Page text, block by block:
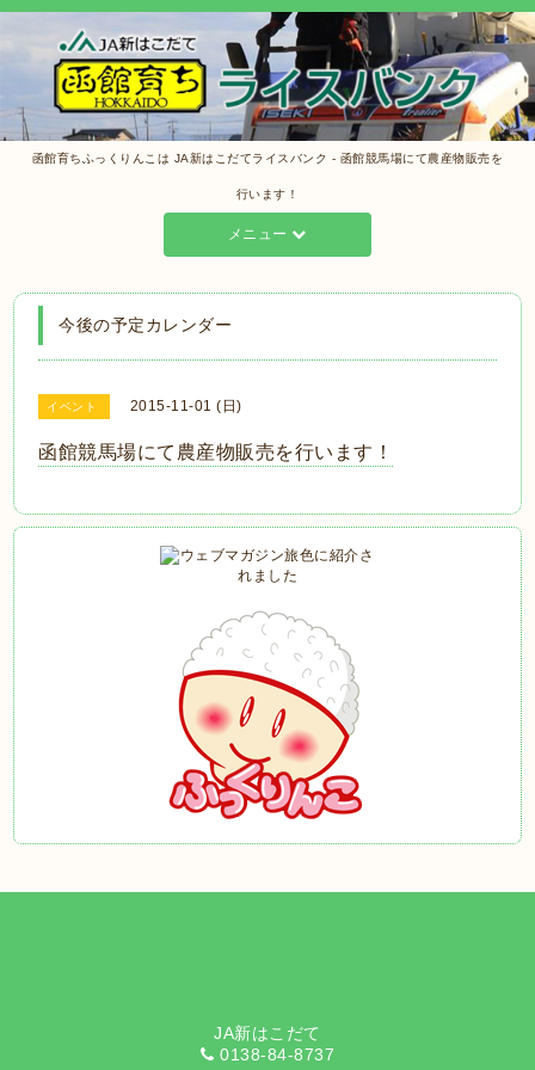
函館育ちふっくりんこは JA新はこだてライスバンク - 函館競馬場にて農産物販売を
行います！
メニュー
今後の予定カレンダー
イベント 2015-11-01 (日)
函館競馬場にて農産物販売を行います！
JA新はこだて
0138-84-8737